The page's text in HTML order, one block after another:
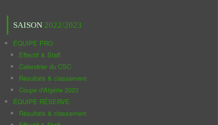
SAISON 2022/2023
ÉQUIPE PRO
Effectif & Staff
Calendrier du CSC
Résultats & classement
Coupe d'Algérie 2023
ÉQUIPE RÉSERVE
Résultats & classement